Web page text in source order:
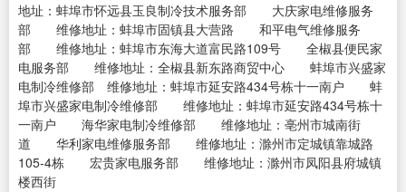
地址：蚌埠市怀远县玉良制冷技术服务部 大庆家电维修服务
部 维修地址：蚌埠市固镇县大营路 和平电气维修服务
部 维修地址：蚌埠市东海大道富民路109号 全椒县便民家
电服务部 维修地址：全椒县新东路商贸中心 蚌埠市兴盛家
电制冷维修部 维修地址：蚌埠市延安路434号栋十一南户 蚌
埠市兴盛家电制冷维修部 维修地址：蚌埠市延安路434号栋十
一南户 海华家电制冷维修部 维修地址：亳州市城南街
道 华利家电维修服务部 维修地址：滁州市定城镇靠城路
105-4栋 宏贵家电服务部 维修地址：滁州市凤阳县府城镇
楼西街